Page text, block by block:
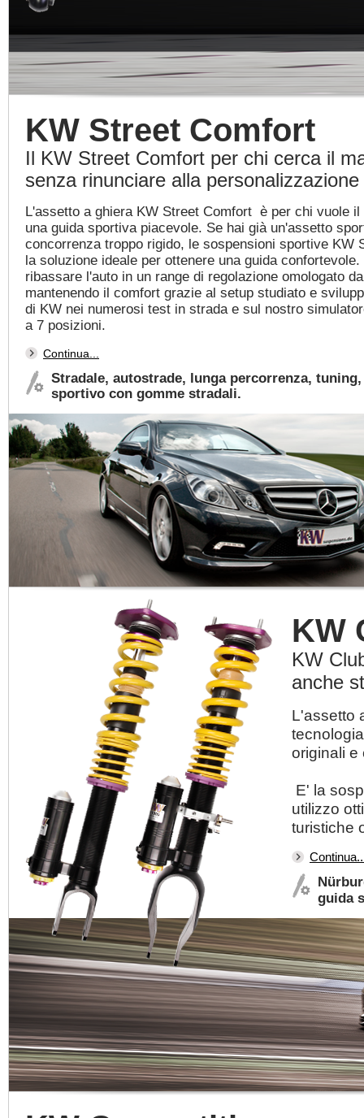
KW Street Comfort
Il KW Street Comfort per chi cerca il
senza rinunciare alla personalizzazione
L'assetto a ghiera KW Street Comfort è per chi vuole
una guida sportiva piacevole. Se hai già un'assetto
concorrenza troppo rigido, le sospensioni sportive KW
la soluzione ideale per ottenere una guida
ribassare l'auto in un range di regolazione omologato
mantenendo il comfort grazie al setup studiato e
di KW nei numerosi test in strada e sul nostro
a 7 posizioni.
Continua...
Stradale, autostrade, lunga percorrenza,
sportivo con gomme stradali.
KW
KW
anche
L'assetto
originali e
E' la
utilizzo
turistiche
guida